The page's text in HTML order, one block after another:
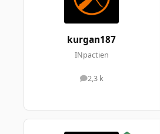
kurgan187
INpactien
2,3 k
messages